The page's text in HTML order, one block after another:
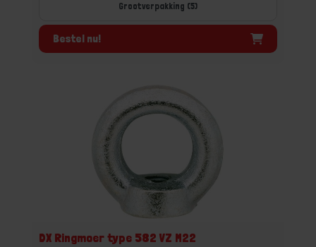
Grootverpakking (5)
Bestel nu!
DX Ringmoer type 582 VZ M22